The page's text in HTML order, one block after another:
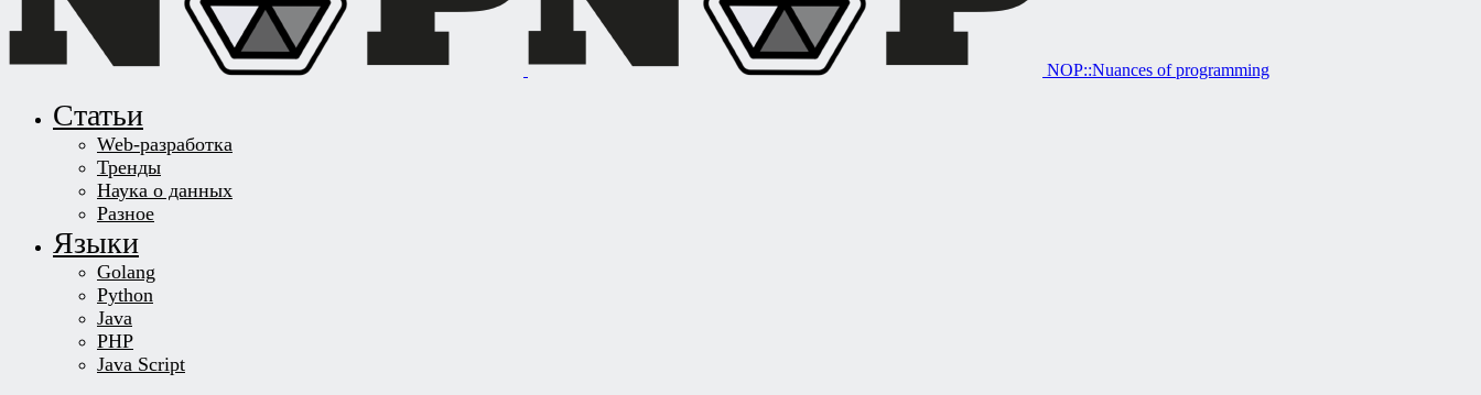
NOP::Nuances of programming
Статьи
Web-разработка
Тренды
Наука о данных
Разное
Языки
Golang
Python
Java
PHP
Java Script